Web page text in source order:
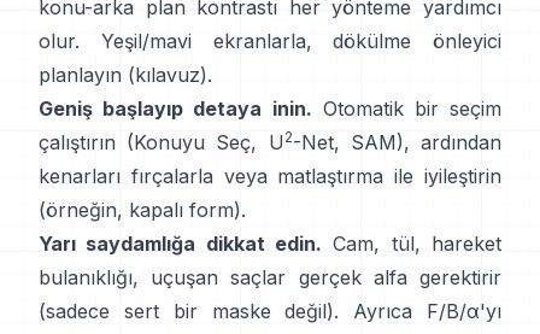
konu-arka plan kontrastı her yönteme yardımcı
olur. Yeşil/mavi ekranlarla,
dökülme önleyici
planlayın (kılavuz).
Geniş başlayıp detaya inin. Otomatik bir seçim
çalıştırın (Konuyu Seç, U 2-Net, SAM), ardından
kenarları fırçalarla veya matlaştırma ile iyileştirin
(örneğin, kapalı form).
Yarı saydamlığa dikkat edin. Cam, tül, hareket
bulanıklığı, uçuşan saçlar gerçek alfa gerektirir
(sadece sert bir maske değil). Ayrıca
F/B/α'yı